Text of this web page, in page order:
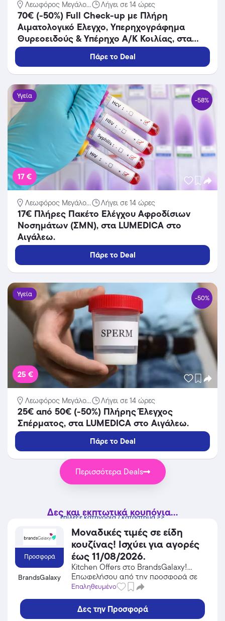
Λεωφόρος Μεγάλο... Λήγει σε 14 ώρες
70€ (-50%) Full Check-up με Πλήρη
Αιματολογικό Ελεγχο, Υπερηχογράφημα
Θυρεοειδούς & Υπέρηχο Α/Κ Κοιλίας, στα
LUMEDICA στο Αιγάλεω.
Πάρε το Deal
Υγεία -58%
17 €
Λεωφόρος Μεγάλο... Λήγει σε 14 ώρες
17€ Πλήρες Πακέτο Ελέγχου Αφροδίσιων
Νοσημάτων (ΣΜΝ), στα LUMEDICA στο
Αιγάλεω.
Πάρε το Deal
Υγεία -50%
25 €
Λεωφόρος Μεγάλο... Λήγει σε 14 ώρες
25€ από 50€ (-50%) Πλήρης Έλεγχος
Σπέρματος, στα LUMEDICA στο Αιγάλεω.
Πάρε το Deal
Περισσότερα Deals
Δες και εκπτωτικά κουπόνια...
επίλεξε κατηγορία / κατάστημα >>
Προσφορά
BrandsGalaxy
Μοναδικές τιμές σε είδη
κουζίνας! Ισχύει για αγορές
έως 11/08/2026.
Kitchen Offers στο BrandsGalaxy!
Επωφελήσου από την προσφορά σε
Είδη Σπιτιού / Κήπος / DIY του
εκπτώσεις!
Επαληθευμένο
Δες την Προσφορά